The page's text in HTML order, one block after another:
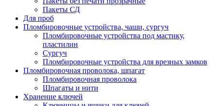
Пакеты СД
Для проб
Пломбировочные устройства, чаши, сургуч
Пломбировочные устройства под мастику,
пластилин
Сургуч
Пломбировочные устройства для врезных замков
Пломбировочная проволока, шпагат
Пломбировочная проволока
Шпагаты и нити
Хранение ключей